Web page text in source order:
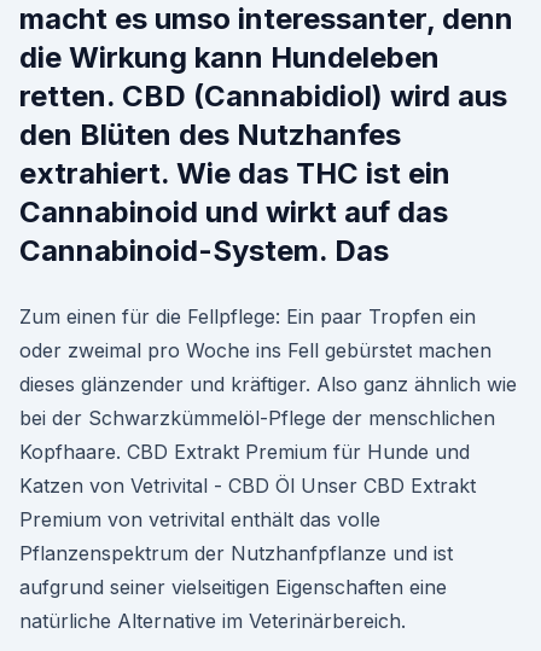
macht es umso interessanter, denn
die Wirkung kann Hundeleben
retten. CBD (Cannabidiol) wird aus
den Blüten des Nutzhanfes
extrahiert. Wie das THC ist ein
Cannabinoid und wirkt auf das
Cannabinoid-System. Das
Zum einen für die Fellpflege: Ein paar Tropfen ein
oder zweimal pro Woche ins Fell gebürstet machen
dieses glänzender und kräftiger. Also ganz ähnlich wie
bei der Schwarzkümmelöl-Pflege der menschlichen
Kopfhaare. CBD Extrakt Premium für Hunde und
Katzen von Vetrivital - CBD Öl Unser CBD Extrakt
Premium von vetrivital enthält das volle
Pflanzenspektrum der Nutzhanfpflanze und ist
aufgrund seiner vielseitigen Eigenschaften eine
natürliche Alternative im Veterinärbereich.